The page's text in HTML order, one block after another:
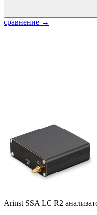
сравнение →
Arinst SSA LC R2